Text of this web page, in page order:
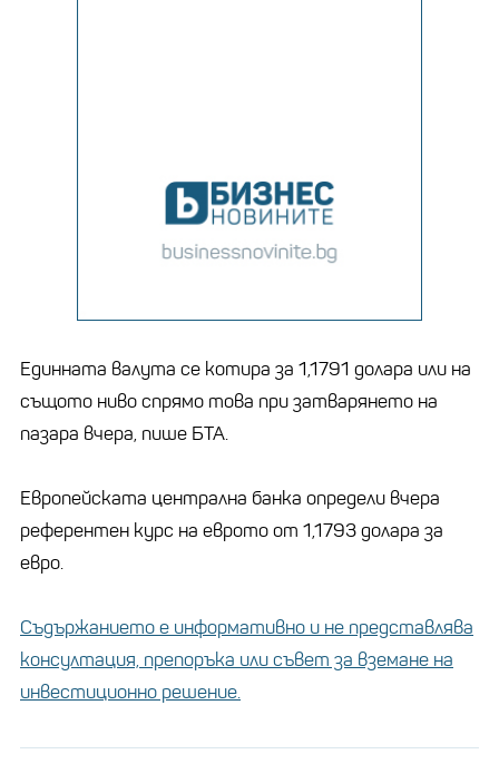
Единната валута се котира за 1,1791 долара или на
същото ниво спрямо това при затварянето на
пазара вчера, пише БТА.
Европейската централна банка определи вчера
референтен курс на еврото от 1,1793 долара за
евро.
Съдържанието е информативно и не представлява
консултация, препоръка или съвет за вземане на
инвестиционно решение.